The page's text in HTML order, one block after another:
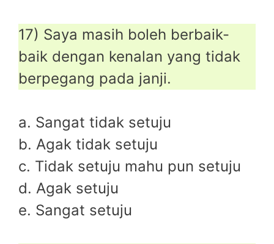
17) Saya masih boleh berbaik-
baik dengan kenalan yang tidak
berpegang pada janji.
a. Sangat tidak setuju
b. Agak tidak setuju
c. Tidak setuju mahu pun setuju
d. Agak setuju
e. Sangat setuju